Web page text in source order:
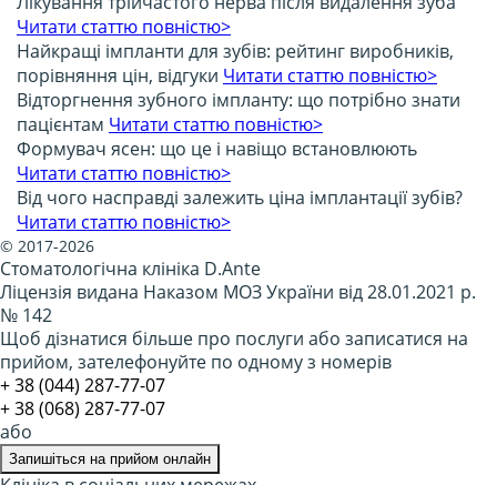
Читати статтю повністю>
Найкращі імпланти для зубів: рейтинг виробників,
порівняння цін, відгуки Читати статтю повністю>
Відторгнення зубного імпланту: що потрібно знати
пацієнтам Читати статтю повністю>
Формувач ясен: що це і навіщо встановлюють
Читати статтю повністю>
Від чого насправді залежить ціна імплантації зубів?
Читати статтю повністю>
© 2017-2026
Стоматологічна клініка D.Ante
Ліцензія видана Наказом МОЗ України від 28.01.2021 р.
№ 142
Щоб дізнатися більше про послуги або записатися на
прийом, зателефонуйте по одному з номерів
​+ 38 (044) 287-77-07
+ 38 (068) 287-77-07
або
Запишіться на прийом онлайн